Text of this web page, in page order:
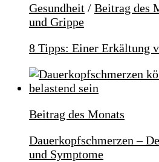
Gesundheit / Beitrag des
und Grippe
8 Tipps: Einer Erkältung
Beitrag des Monats
Dauerkopfschmerzen –
und Symptome